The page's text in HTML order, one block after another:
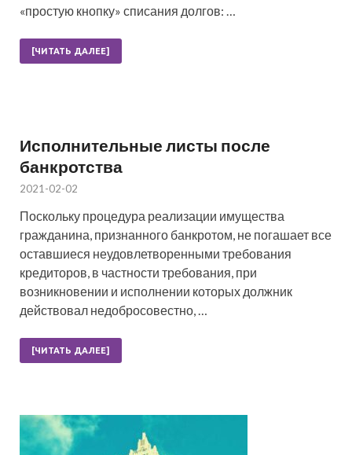
«простую кнопку» списания долгов: …
[ЧИТАТЬ ДАЛЕЕ]
Исполнительные листы после
банкротства
2021-02-02
Поскольку процедура реализации имущества
гражданина, признанного банкротом, не погашает все
оставшиеся неудовлетворенными требования
кредиторов, в частности требования, при
возникновении и исполнении которых должник
действовал недобросовестно, …
[ЧИТАТЬ ДАЛЕЕ]